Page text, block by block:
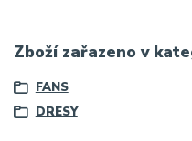
Zboží zařazeno v
FANS
DRESY